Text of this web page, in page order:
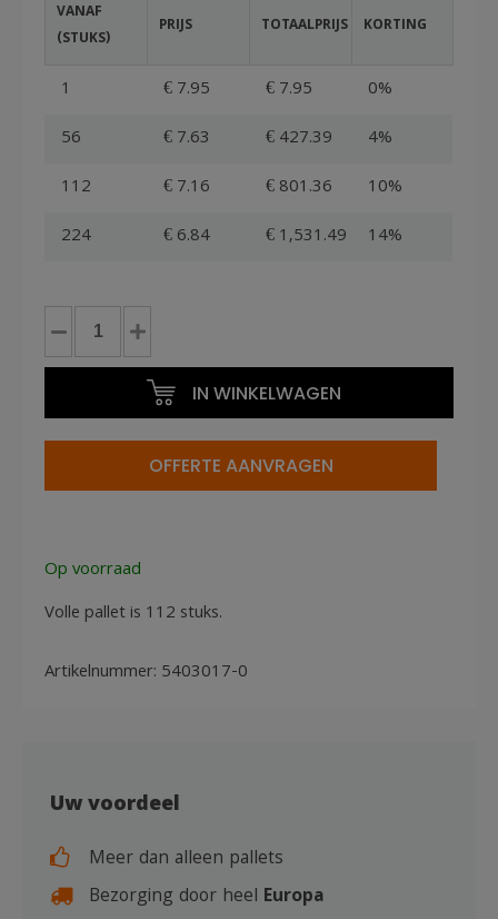
VANAF
(STUKS)
PRIJS TOTAALPRIJS KORTING
1 € 7.95 € 7.95
0%
56
€ 7.63 € 427.39
4%
112
€ 7.16 € 801.36
10%
224
€ 6.84 € 1,531.49 14%
Euronorm
40x30x17cm
handvat
IN WINKELWAGEN
OFFERTE AANVRAGEN
Op voorraad
Volle pallet is 112 stuks.
Artikelnummer: 5403017-0
Uw voordeel
Meer dan alleen pallets
Bezorging door heel Europa